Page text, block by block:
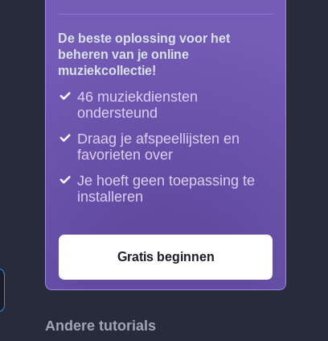
De beste oplossing voor het
beheren van je online
muziekcollectie!
46 muziekdiensten
ondersteund
Draag je afspeellijsten en
favorieten over
Je hoeft geen toepassing te
installeren
Gratis beginnen
Andere tutorials